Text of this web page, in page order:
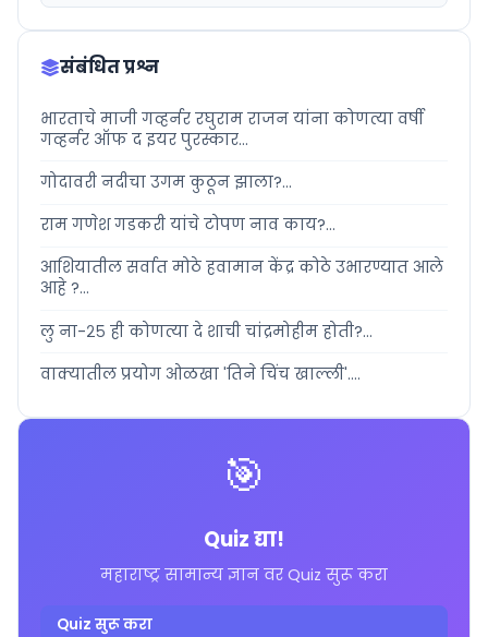
संबंधित प्रश्न
भारताचे माजी गव्हर्नर रघुराम राजन यांना कोणत्या वर्षी
गव्हर्नर ऑफ द इयर पुरस्कार...
गोदावरी नदीचा उगम कुठून झाला?...
राम गणेश गडकरी यांचे टोपण नाव काय?...
आशियातील सर्वात मोठे हवामान केंद्र कोठे उभारण्यात आले
आहे ?...
लु ना-२५ ही कोणत्या दे शाची चांद्रमोहीम होती?...
वाक्यातील प्रयोग ओळखा 'तिने चिंच खाल्ली'....
🎯
Quiz द्या!
महाराष्ट्र सामान्य ज्ञान वर Quiz सुरू करा
Quiz सुरू करा